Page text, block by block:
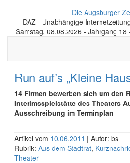
Die Augsburger
DAZ - Unabhängige
Samstag, 08.08.2026 - Jahrgang 18
Run auf’s „Kleine
14 Firmen bewerben sich um den
Interimsspielstätte des Theaters
Ausschreibung im Terminplan
Artikel vom 10.06.2011 | Autor: bs
Rubrik: Aus dem Stadtrat,
Theater